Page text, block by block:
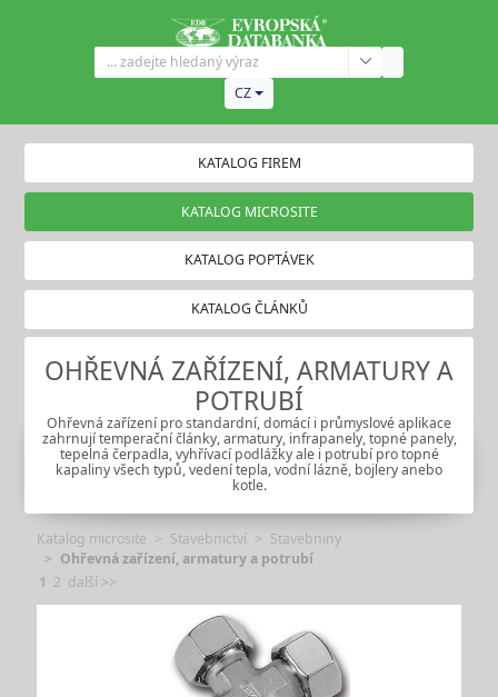
CZ
KATALOG FIREM
KATALOG MICROSITE
KATALOG POPTÁVEK
KATALOG ČLÁNKŮ
OHŘEVNÁ ZAŘÍZENÍ, ARMATURY A
POTRUBÍ
Ohřevná zařízení pro standardní, domácí i průmyslové aplikace
zahrnují temperační články, armatury, infrapanely, topné panely,
tepelná čerpadla, vyhřívací podlážky ale i potrubí pro topné
kapaliny všech typů, vedení tepla, vodní lázně, bojlery anebo
kotle.
Katalog microsite Stavebnictví
Stavebniny
Ohřevná zařízení, armatury a potrubí
1 2 další >>